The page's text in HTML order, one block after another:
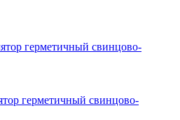
герметичный свинцово-
герметичный свинцово-